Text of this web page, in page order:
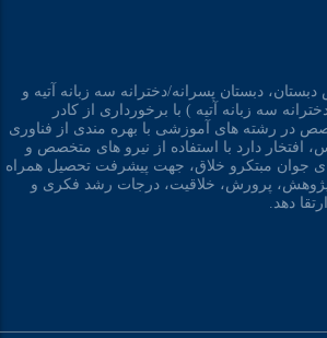
دبستان پسرانه/دخترانه سه زبانه آتیه و
سه زبانه آتیه ) با برخورداری از کادر
در رشته های آموزشی با بهره مندی از فناوری
افتخار دارد با استفاده از نیرو های متخصص و
جوان مبتکرو خلاق، جهت پیشرفت تحصیل همراه
پژوهش، پرورش، خلاقیت، درجات رشد فکری و
دهد.